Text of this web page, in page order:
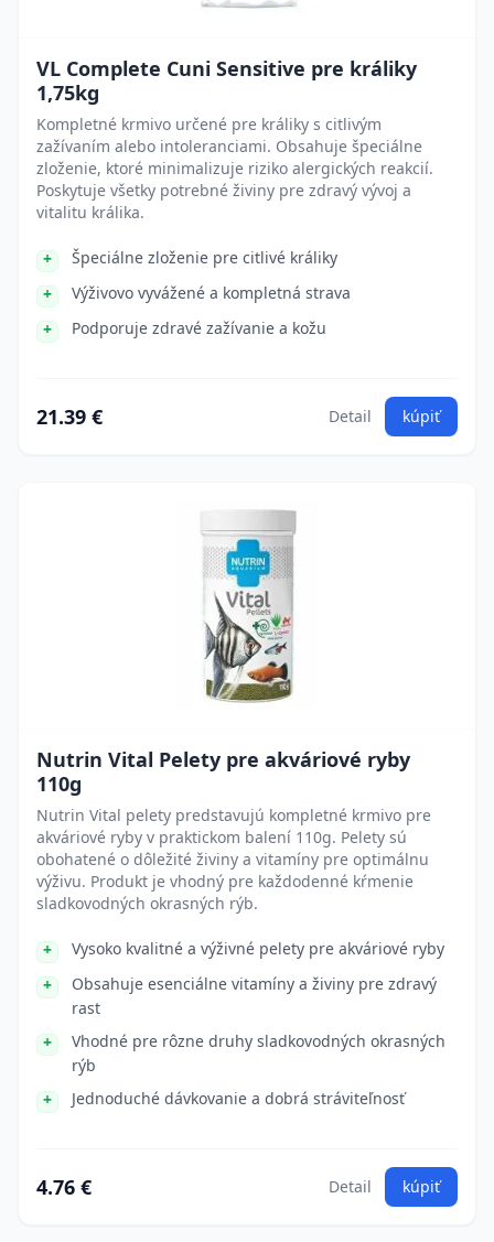
VL Complete Cuni Sensitive pre králiky
1,75kg
Kompletné krmivo určené pre králiky s citlivým
zažívaním alebo intoleranciami. Obsahuje špeciálne
zloženie, ktoré minimalizuje riziko alergických reakcií.
Poskytuje všetky potrebné živiny pre zdravý vývoj a
vitalitu králika.
Špeciálne zloženie pre citlivé králiky
Výživovo vyvážené a kompletná strava
Podporuje zdravé zažívanie a kožu
21.39 € Detail kúpiť
Nutrin Vital Pelety pre akváriové ryby
110g
Nutrin Vital pelety predstavujú kompletné krmivo pre
akváriové ryby v praktickom balení 110g. Pelety sú
obohatené o dôležité živiny a vitamíny pre optimálnu
výživu. Produkt je vhodný pre každodenné kŕmenie
sladkovodných okrasných rýb.
Vysoko kvalitné a výživné pelety pre akváriové ryby
Obsahuje esenciálne vitamíny a živiny pre zdravý
rast
Vhodné pre rôzne druhy sladkovodných okrasných
rýb
Jednoduché dávkovanie a dobrá stráviteľnosť
4.76 € Detail kúpiť